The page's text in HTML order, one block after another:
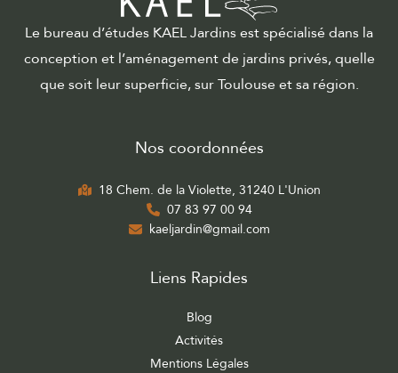
Le bureau d’études KAEL Jardins est spécialisé dans la
conception et l’aménagement de jardins privés, quelle
que soit leur superficie, sur Toulouse et sa région.
Nos coordonnées
18 Chem. de la Violette, 31240 L'Union
07 83 97 00 94
kaeljardin@gmail.com
Liens Rapides
Blog
Activités
Mentions Légales